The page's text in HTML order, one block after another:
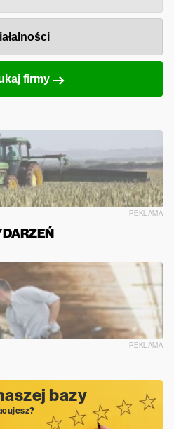
firmy
REKLAMA
REKLAMA
bazy